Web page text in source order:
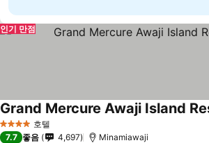
인기 만점
4 성급 호텔
Grand Mercure Awaji Island
7.7 좋음 4,697 Minamiawaji